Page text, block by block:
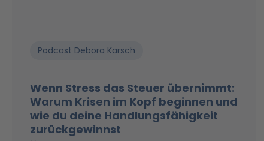
Podcast Debora Karsch
Wenn Stress das Steuer übernimmt:
Warum Krisen im Kopf beginnen und
wie du deine Handlungsfähigkeit
zurückgewinnst